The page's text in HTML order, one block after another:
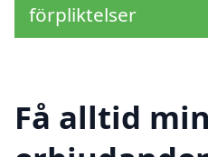
förpliktelser
Få alltid